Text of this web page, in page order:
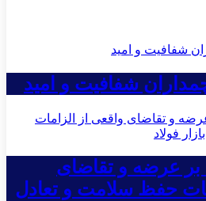
شفافیت و امید
بر عرضه و تقاضای
حفظ سلامت و تعادل